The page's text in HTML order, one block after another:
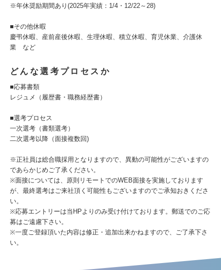
※年休奨励期間あり(2025年実績：1/4・12/22～28)
■その他休暇
慶弔休暇、産前産後休暇、生理休暇、積立休暇、育児休業、介護休
業 など
どんな選考プロセスか
■応募書類
レジュメ（履歴書・職務経歴書）
■選考プロセス
一次選考（書類選考）
二次選考以降（面接複数回)
※正社員は総合職採用となりますので、異動の可能性がございますの
であらかじめご了承ください。
※面接については、原則リモートでのWEB面接を実施しております
が、最終選考はご来社頂く可能性もございますのでご承知おきくださ
い。
※応募エントリーは当HPよりのみ受け付けております。郵送でのご応
募はご遠慮下さい。
※一度ご登録頂いた内容は修正・追加出来かねますので、ご了承下さ
い。